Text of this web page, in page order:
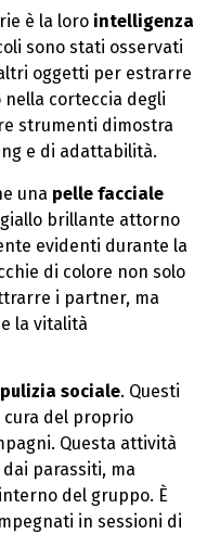
è la loro intelligenza
sono stati osservati
oggetti per estrarre
corteccia degli
strumenti dimostra
e di adattabilità.
una pelle facciale
brillante attorno
evidenti durante la
di colore non solo
i partner, ma
la vitalità
pulizia sociale. Questi
cura del proprio
Questa attività
parassiti, ma
del gruppo. È
in sessioni di